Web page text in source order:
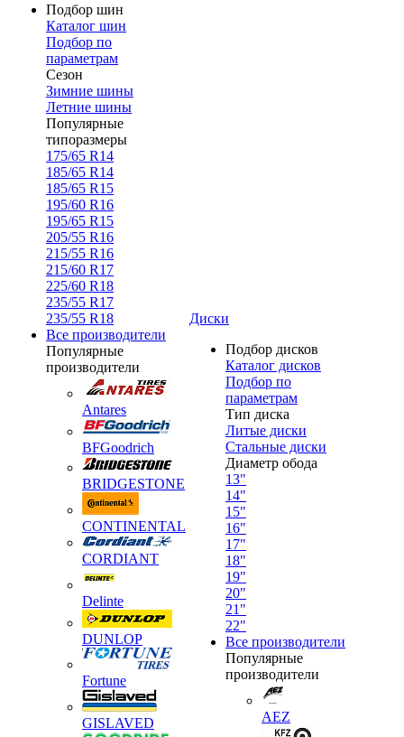
Подбор шин
Каталог шин
Подбор по
параметрам
Сезон
Зимние шины
Летние шины
Популярные
типоразмеры
175/65 R14
185/65 R14
185/65 R15
195/60 R16
195/65 R15
205/55 R16
215/55 R16
215/60 R17
225/60 R18
235/55 R17
235/55 R18
Все производители
Популярные
производители
Antares
BFGoodrich
BRIDGESTONE
CONTINENTAL
CORDIANT
Delinte
DUNLOP
Fortune
GISLAVED
Диски
Подбор дисков
Каталог дисков
Подбор по
параметрам
Тип диска
Литые диски
Стальные диски
Диаметр обода
13"
14"
15"
16"
17"
18"
19"
20"
21"
22"
Все производители
Популярные
производители
AEZ